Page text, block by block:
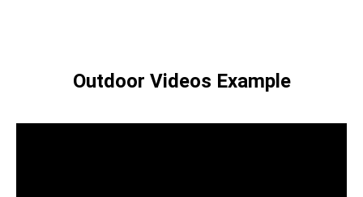
Outdoor Videos Example